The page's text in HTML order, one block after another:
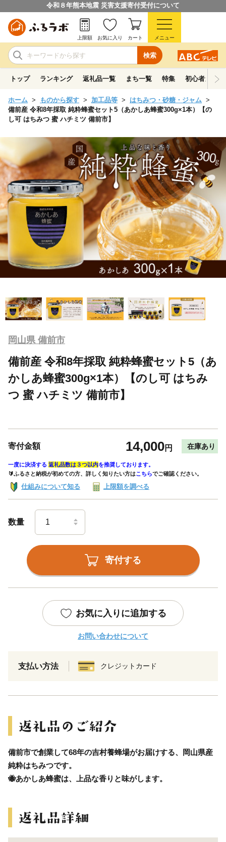
令和８年熊本地震 災害支援寄付受付について
検索
上限額 お気に入り カート メニュー
トップ ランキング 返礼品一覧 まち一覧 特集 初心者ガイド
ホーム ものから探す 加工品等
はちみつ・砂糖・ジャム
備前産 令和8年採取 純粋蜂蜜セット5（あかしあ蜂蜜300g×1本）【の
し可 はちみつ 蜜 ハチミツ 備前市】
岡山県 備前市
備前産 令和8年採取 純粋蜂蜜セット5（あ
かしあ蜂蜜300g×1本）【のし可 はちみ
つ 蜜 ハチミツ 備前市】
寄付金額 14,000円 在庫あり
一度に決済する 返礼品数は３つ以内を推奨しております。
🔰ふるさと納税が初めての方、詳しく知りたい方はこちらでご確認ください。
仕組みについて知る 上限額を調べる
数量
寄付する
お気に入りに追加する
お問い合わせについて
支払い方法 クレジットカード
備前市で創業して68年の吉村養蜂場がお届けする、岡山県産
純粋はちみつです。
🐝あかしあ蜂蜜は、上品な香りと味がします。